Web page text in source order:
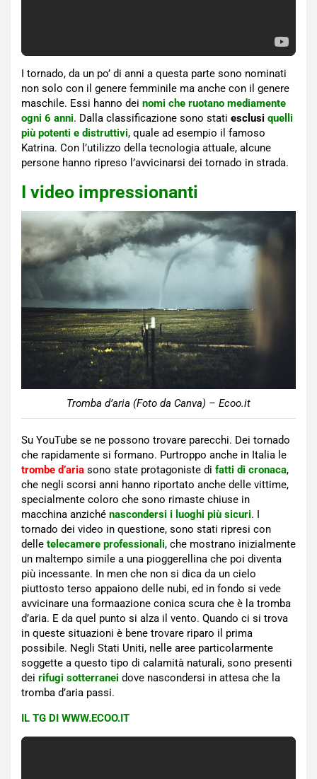
I tornado, da un po’ di anni a questa parte sono nominati
non solo con il genere femminile ma anche con il genere
maschile. Essi hanno dei nomi che ruotano mediamente
ogni 6 anni. Dalla classificazione sono stati esclusi quelli
più potenti e distruttivi, quale ad esempio il famoso
Katrina. Con l’utilizzo della tecnologia attuale, alcune
persone hanno ripreso l’avvicinarsi dei tornado in strada.
I video impressionanti
Tromba d’aria (Foto da Canva) – Ecoo.it
Su YouTube se ne possono trovare parecchi. Dei tornado
che rapidamente si formano. Purtroppo anche in Italia le
trombe d’aria sono state protagoniste di fatti di cronaca,
che negli scorsi anni hanno riportato anche delle vittime,
specialmente coloro che sono rimaste chiuse in
macchina anziché nascondersi i luoghi più sicuri. I
tornado dei video in questione, sono stati ripresi con
delle telecamere professionali, che mostrano inizialmente
un maltempo simile a una pioggerellina che poi diventa
più incessante. In men che non si dica da un cielo
piuttosto terso appaiono delle nubi, ed in fondo si vede
avvicinare una formaazione conica scura che è la tromba
d’aria. E da quel punto si alza il vento. Quando ci si trova
in queste situazioni è bene trovare riparo il prima
possibile. Negli Stati Uniti, nelle aree particolarmente
soggette a questo tipo di calamità naturali, sono presenti
dei rifugi sotterranei dove nascondersi in attesa che la
tromba d’aria passi.
IL TG DI WWW.ECOO.IT